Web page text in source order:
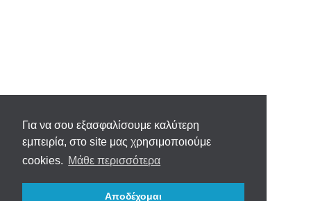
Για να σου εξασφαλίσουμε καλύτερη
εμπειρία, στο site μας χρησιμοποιούμε
cookies. Μάθε περισσότερα
Αποδέχομαι